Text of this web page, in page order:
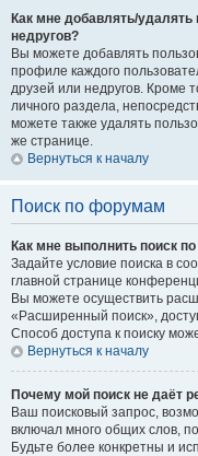
Как мне добавлять/
недругов?
Вы можете добавлять
профиле каждого
друзей или недругов. Кроме
личного раздела,
можете также удалять
же странице.
Вернуться к началу
Поиск по форумам
Как мне выполнить поиск
Задайте условие поиска в
главной странице
Вы можете осуществить
«Расширенный поиск»,
Способ доступа к поиску
Вернуться к началу
Почему мой поиск не даёт
Ваш поисковый запрос,
включал много общих слов,
Будьте более конкретны и